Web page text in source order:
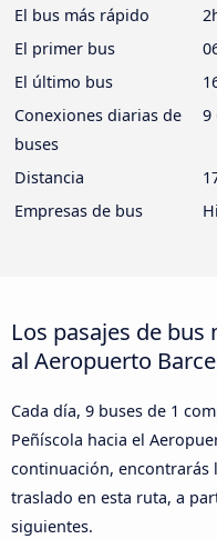
El bus más rápido
El primer bus
El último bus
Conexiones diarias de
buses
9
Distancia
Empresas de bus
Los pasajes de bus
al Aeropuerto
Cada día, 9 buses de 1
Peñíscola hacia el
continuación, encontrarás
traslado en esta ruta, a
siguientes.